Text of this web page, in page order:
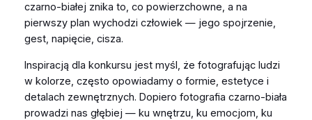
czarno-białej znika to, co powierzchowne, a na
pierwszy plan wychodzi człowiek — jego spojrzenie,
gest, napięcie, cisza.
Inspiracją dla konkursu jest myśl, że fotografując ludzi
w kolorze, często opowiadamy o formie, estetyce i
detalach zewnętrznych. Dopiero fotografia czarno-biała
prowadzi nas głębiej — ku wnętrzu, ku emocjom, ku